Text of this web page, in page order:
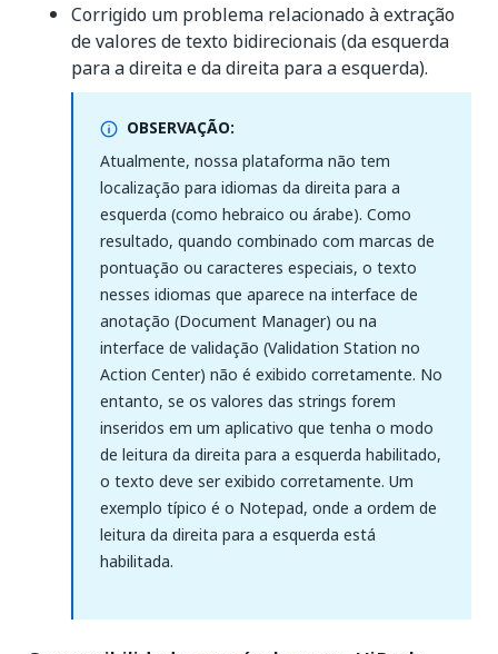
Corrigido um problema relacionado à extração
de valores de texto bidirecionais (da esquerda
para a direita e da direita para a esquerda).
OBSERVAÇÃO:
Atualmente, nossa plataforma não tem
localização para idiomas da direita para a
esquerda (como hebraico ou árabe). Como
resultado, quando combinado com marcas de
pontuação ou caracteres especiais, o texto
nesses idiomas que aparece na interface de
anotação (Document Manager) ou na
interface de validação (Validation Station no
Action Center) não é exibido corretamente. No
entanto, se os valores das strings forem
inseridos em um aplicativo que tenha o modo
de leitura da direita para a esquerda habilitado,
o texto deve ser exibido corretamente. Um
exemplo típico é o Notepad, onde a ordem de
leitura da direita para a esquerda está
habilitada.